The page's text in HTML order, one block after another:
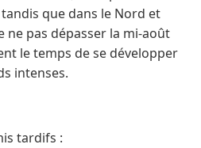
que dans le Nord et
ne pas dépasser la mi-août
le temps de se développer
intenses.
tardifs :